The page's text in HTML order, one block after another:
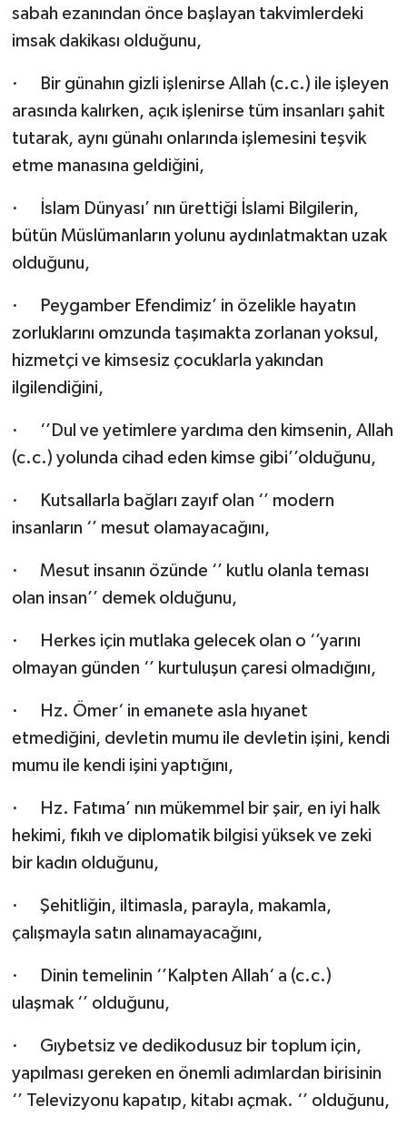
sabah ezanından önce başlayan takvimlerdeki
imsak dakikası olduğunu,
·
Bir günahın gizli işlenirse Allah (c.c.) ile işleyen
arasında kalırken, açık işlenirse tüm insanları şahit
tutarak, aynı günahı onlarında işlemesini teşvik
etme manasına geldiğini,
·
İslam Dünyası’ nın ürettiği İslami Bilgilerin,
bütün Müslümanların yolunu aydınlatmaktan uzak
olduğunu,
·
Peygamber Efendimiz’ in özelikle hayatın
zorluklarını omzunda taşımakta zorlanan yoksul,
hizmetçi ve kimsesiz çocuklarla yakından
ilgilendiğini,
· ‘’Dul ve yetimlere yardıma den kimsenin, Allah
(c.c.) yolunda cihad eden kimse gibi’’olduğunu,
·
Kutsallarla bağları zayıf olan ‘’ modern
insanların ‘’ mesut olamayacağını,
· Mesut insanın özünde ‘’ kutlu olanla teması
olan insan’’ demek olduğunu,
·
Herkes için mutlaka gelecek olan o ‘’yarını
olmayan günden ‘’ kurtuluşun çaresi olmadığını,
·
Hz. Ömer‘ in emanete asla hıyanet
etmediğini, devletin mumu ile devletin işini, kendi
mumu ile kendi işini yaptığını,
·
Hz. Fatıma’ nın mükemmel bir şair, en iyi halk
hekimi, fıkıh ve diplomatik bilgisi yüksek ve zeki
bir kadın olduğunu,
· Şehitliğin, iltimasla, parayla, makamla,
çalışmayla satın alınamayacağını,
·
Dinin temelinin ‘’Kalpten Allah‘ a (c.c.)
ulaşmak ‘’ olduğunu,
· Gıybetsiz ve dedikodusuz bir toplum için,
yapılması gereken en önemli adımlardan birisinin
‘’ Televizyonu kapatıp, kitabı açmak. ‘’ olduğunu,